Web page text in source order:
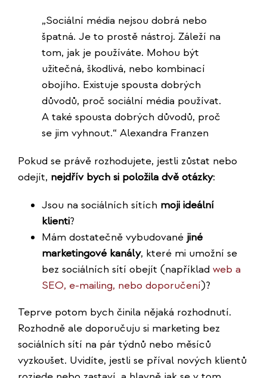
„Sociální média nejsou dobrá nebo
špatná. Je to prostě nástroj. Záleží na
tom, jak je používáte. Mohou být
užitečná, škodlivá, nebo kombinací
obojího. Existuje spousta dobrých
důvodů, proč sociální média používat.
A také spousta dobrých důvodů, proč
se jim vyhnout.“ Alexandra Franzen
Pokud se právě rozhodujete, jestli zůstat nebo
odejít, nejdřív bych si položila dvě otázky:
Jsou na sociálních sítích moji ideální
klienti?
Mám dostatečně vybudované jiné
marketingové kanály, které mi umožní se
bez sociálních sítí obejít (například web a
SEO, e-mailing, nebo doporučení)?
Teprve potom bych činila nějaká rozhodnutí.
Rozhodně ale doporučuju si marketing bez
sociálních sítí na pár týdnů nebo měsíců
vyzkoušet. Uvidíte, jestli se příval nových klientů